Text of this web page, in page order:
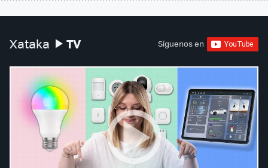
Xataka TV Síguenos en